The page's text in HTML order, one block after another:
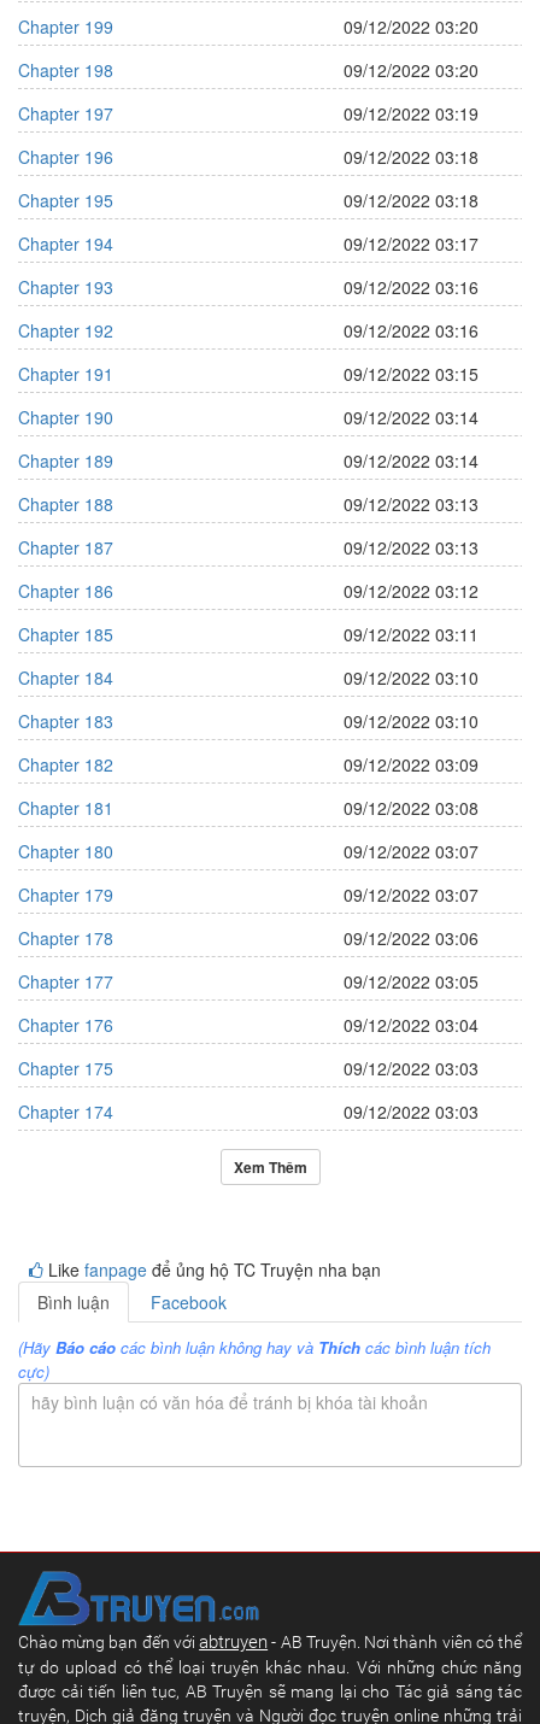
Chapter 199
09/12/2022 03:20
Chapter 198
09/12/2022 03:20
Chapter 197
09/12/2022 03:19
Chapter 196
09/12/2022 03:18
Chapter 195
09/12/2022 03:18
Chapter 194
09/12/2022 03:17
Chapter 193
09/12/2022 03:16
Chapter 192
09/12/2022 03:16
Chapter 191
09/12/2022 03:15
Chapter 190
09/12/2022 03:14
Chapter 189
09/12/2022 03:14
Chapter 188
09/12/2022 03:13
Chapter 187
09/12/2022 03:13
Chapter 186
09/12/2022 03:12
Chapter 185
09/12/2022 03:11
Chapter 184
09/12/2022 03:10
Chapter 183
09/12/2022 03:10
Chapter 182
09/12/2022 03:09
Chapter 181
09/12/2022 03:08
Chapter 180
09/12/2022 03:07
Chapter 179
09/12/2022 03:07
Chapter 178
09/12/2022 03:06
Chapter 177
09/12/2022 03:05
Chapter 176
09/12/2022 03:04
Chapter 175
09/12/2022 03:03
Chapter 174
09/12/2022 03:03
Xem Thêm
Like fanpage để ủng hộ TC Truyện nha bạn
Bình luận
Facebook
(Hãy Báo cáo các bình luận không hay và Thích các bình luận tích
cực)
hãy bình luận có văn hóa để tránh bị khóa tài khoản
Chào mừng bạn đến vớiabtruyen- AB Truyện. Nơi thành viên có thể
tự do upload có thể loại truyện khác nhau. Với những chức năng
được cải tiến liên tục, AB Truyện sẽ mang lại cho Tác giả sáng tác
truyện, Dịch giả đăng truyện và Người đọc truyện online những trải